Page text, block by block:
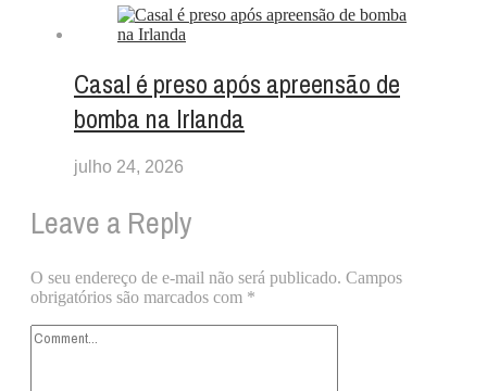
Casal é preso após apreensão de
bomba na Irlanda
julho 24, 2026
Leave a Reply
O seu endereço de e-mail não será publicado. Campos
obrigatórios são marcados com *